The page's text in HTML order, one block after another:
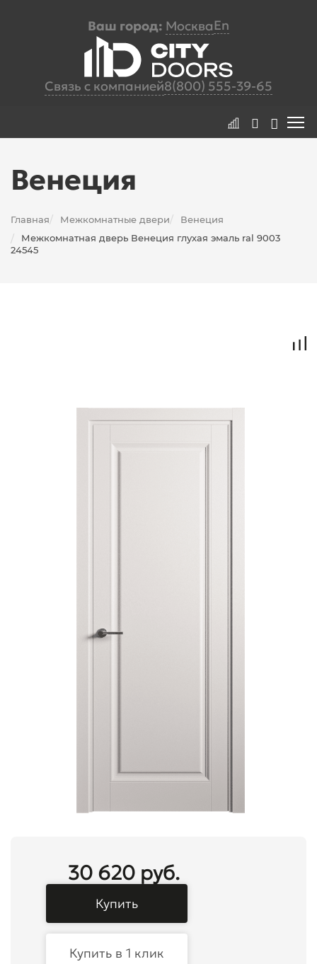
Ваш город: МоскваEn
Связь с компанией8(800) 555-39-65
Венеция
Главная/ Межкомнатные двери/ Венеция
/
Межкомнатная дверь Венеция глухая эмаль ral 9003
24545
30 620 руб.
Купить
Купить в 1 клик